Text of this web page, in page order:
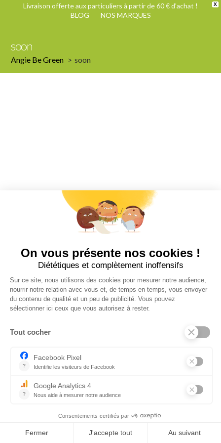
X
Livraison offerte aux particuliers à partir de 60 € d'achat !
BLOG
NOS MARQUES
soon
Angie Be Green soon